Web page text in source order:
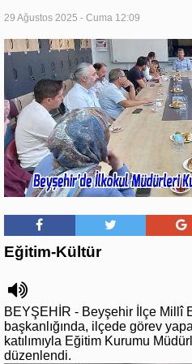
29 Ağustos 2025 - Cuma 12:09
Eğitim-Kültür
BEYŞEHİR - Beyşehir İlçe Millî
başkanlığında, ilçede görev
katılımıyla Eğitim Kurumu
düzenlendi.